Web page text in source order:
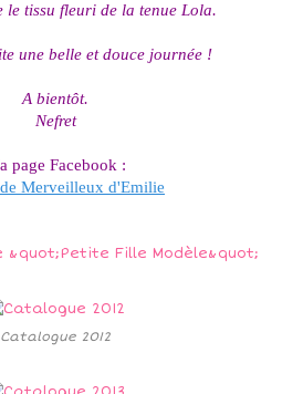
le tissu fleuri de la tenue Lola.
une belle et douce journée !
A bientôt.
Nefret
page Facebook :
Merveilleux d'Emilie
Catalogue 2012